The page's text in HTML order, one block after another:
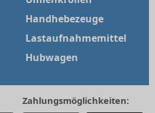
Handhebezeuge
Lastaufnahmemittel
Hubwagen
Zahlungsmöglichkeiten: